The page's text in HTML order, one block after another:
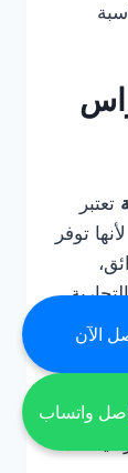
تعتبر
توفر
في راس
الآن
واتساب